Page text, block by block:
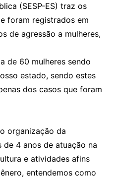
(SESP-ES) traz os
foram registrados em
de agressão a mulheres,
de 60 mulheres sendo
estado, sendo estes
dos casos que foram
organização da
4 anos de atuação na
e atividades afins
entendemos como